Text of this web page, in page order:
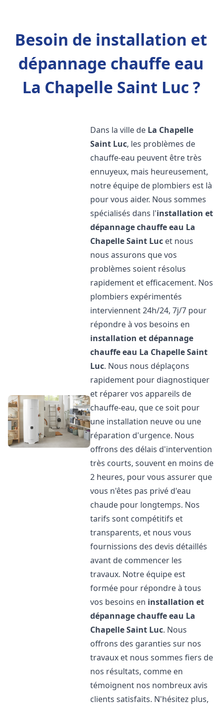
Besoin de installation et
dépannage chauffe eau
La Chapelle Saint Luc ?
Dans la ville de La Chapelle
Saint Luc, les problèmes de
chauffe-eau peuvent être très
ennuyeux, mais heureusement,
notre équipe de plombiers est là
pour vous aider. Nous sommes
spécialisés dans l'installation et
dépannage chauffe eau La
Chapelle Saint Luc et nous
nous assurons que vos
problèmes soient résolus
rapidement et efficacement. Nos
plombiers expérimentés
interviennent 24h/24, 7j/7 pour
répondre à vos besoins en
installation et dépannage
chauffe eau La Chapelle Saint
Luc. Nous nous déplaçons
rapidement pour diagnostiquer
et réparer vos appareils de
chauffe-eau, que ce soit pour
une installation neuve ou une
réparation d'urgence. Nous
offrons des délais d'intervention
très courts, souvent en moins de
2 heures, pour vous assurer que
vous n'êtes pas privé d'eau
chaude pour longtemps. Nos
tarifs sont compétitifs et
transparents, et nous vous
fournissions des devis détaillés
avant de commencer les
travaux. Notre équipe est
formée pour répondre à tous
vos besoins en installation et
dépannage chauffe eau La
Chapelle Saint Luc. Nous
offrons des garanties sur nos
travaux et nous sommes fiers de
nos résultats, comme en
témoignent nos nombreux avis
clients satisfaits. N'hésitez plus,